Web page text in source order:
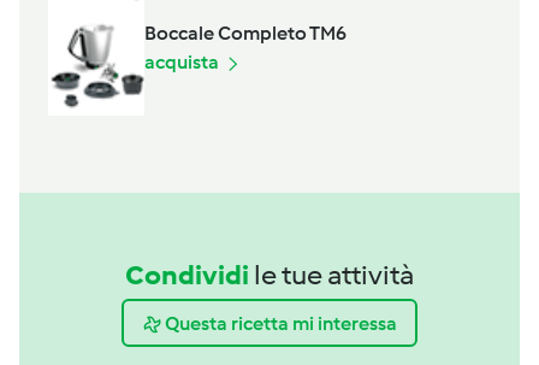
Boccale Completo TM6
acquista
Condividi le tue attività
Questa ricetta mi interessa